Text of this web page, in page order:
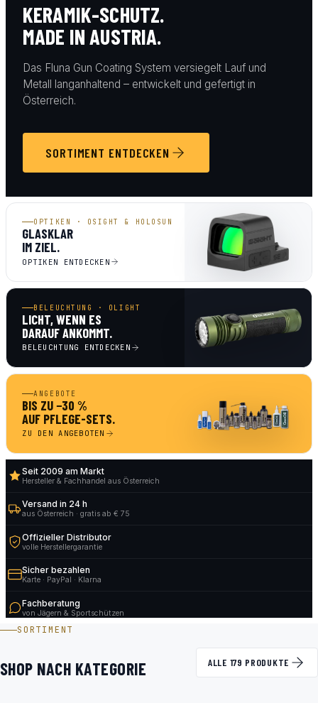
KERAMIK-SCHUTZ.
MADE IN AUSTRIA.
Das Fluna Gun Coating System versiegelt Lauf und
Metall langanhaltend – entwickelt und gefertigt in
Österreich.
SORTIMENT ENTDECKEN
OPTIKEN · OSIGHT & HOLOSUN
GLASKLAR
IM ZIEL.
OPTIKEN ENTDECKEN
BELEUCHTUNG · OLIGHT
LICHT, WENN ES
DARAUF ANKOMMT.
BELEUCHTUNG ENTDECKEN
ANGEBOTE
BIS ZU −30 %
AUF PFLEGE-SETS.
ZU DEN ANGEBOTEN
Seit 2009 am Markt
Hersteller & Fachhandel aus Österreich
Versand in 24 h
aus Österreich · gratis ab € 75
Offizieller Distributor
volle Herstellergarantie
Sicher bezahlen
Karte · PayPal · Klarna
Fachberatung
von Jägern & Sportschützen
SORTIMENT
SHOP NACH KATEGORIE ALLE 179 PRODUKTE